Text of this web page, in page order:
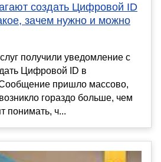
создать Цифровой ID
зачем нужно и можно
получили уведомление с
Цифровой ID в
пришло массово,
гораздо больше, чем
понимать, ч...